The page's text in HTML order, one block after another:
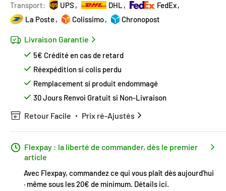
Transport:
UPS DHL
FedEx
La Poste
Colissimo Chronopost
Livraison Garantie
5€ Crédité en cas de retard
Réexpédition si colis perdu
Remplacement si produit endommagé
30 Jours Renvoi Gratuit si Non-Livraison
Retour Facile Prix ré-Ajustés
Flexpay : la liberté de commander, dès le premier
article
Avec Flexpay, commandez ce qui vous plaît dès aujourd'hui
· même sous les 20€ de minimum. Détails ici.